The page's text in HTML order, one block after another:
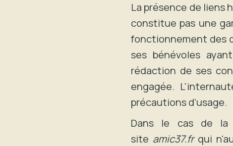
La présence de liens
constitue pas une
fonctionnement des
ses bénévoles
rédaction de ses
engagée.
précautions d'usage.
Dans le cas de la
site amic37.frqui